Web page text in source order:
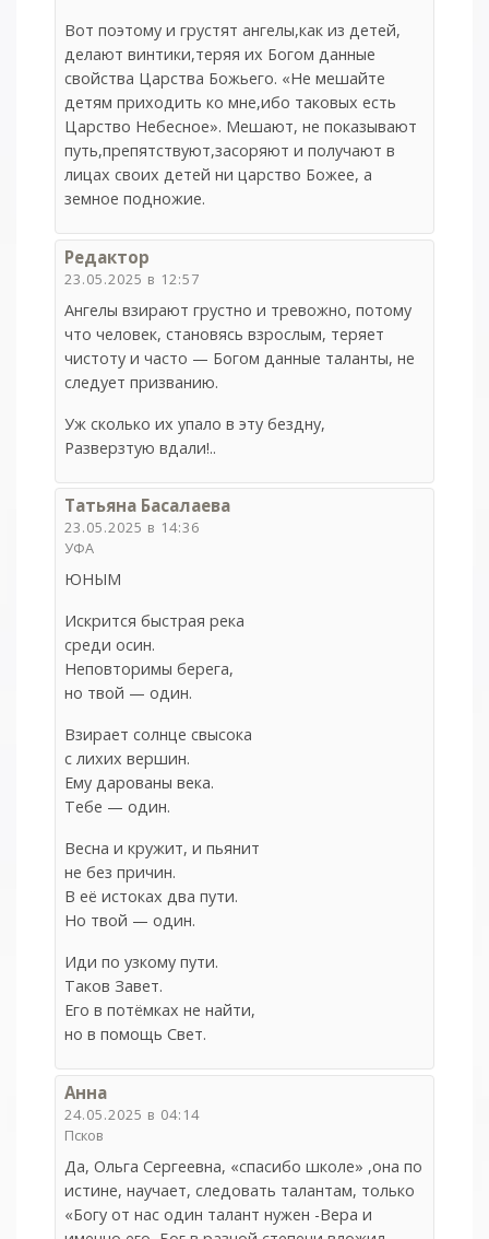
Вот поэтому и грустят ангелы,как из детей,
делают винтики,теряя их Богом данные
свойства Царства Божьего. «Не мешайте
детям приходить ко мне,ибо таковых есть
Царство Небесное». Мешают, не показывают
путь,препятствуют,засоряют и получают в
лицах своих детей ни царство Божее, а
земное подножие.
Редактор
23.05.2025 в 12:57
Ангелы взирают грустно и тревожно, потому
что человек, становясь взрослым, теряет
чистоту и часто — Богом данные таланты, не
следует призванию.
Уж сколько их упало в эту бездну,
Разверзтую вдали!..
Татьяна Басалаева
23.05.2025 в 14:36
УФА
ЮНЫМ
Искрится быстрая река
среди осин.
Неповторимы берега,
но твой — один.
Взирает солнце свысока
с лихих вершин.
Ему дарованы века.
Тебе — один.
Весна и кружит, и пьянит
не без причин.
В её истоках два пути.
Но твой — один.
Иди по узкому пути.
Таков Завет.
Его в потёмках не найти,
но в помощь Свет.
Анна
24.05.2025 в 04:14
Псков
Да, Ольга Сергеевна, «спасибо школе» ,она по
истине, научает, следовать талантам, только
«Богу от нас один талант нужен -Вера и